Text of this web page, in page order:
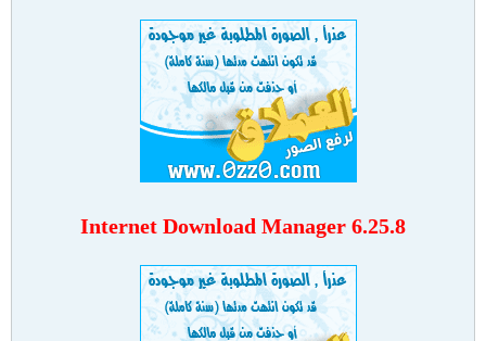
Internet Download Manager 6.25.8